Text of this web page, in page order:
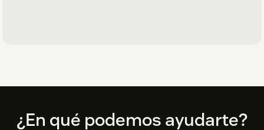
Footer
¿En qué podemos ayudarte?